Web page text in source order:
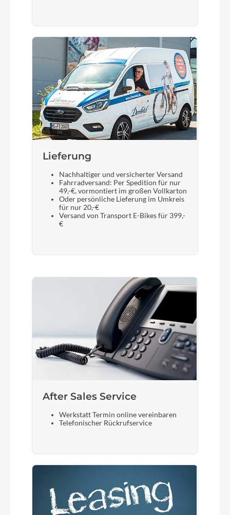
Lieferung
Nachhaltiger und versicherter Versand
Fahrradversand: Per Spedition für nur
49,-€, vormontiert im großen Vollkarton
Oder persönliche Lieferung im Umkreis
für nur 20,-€
Versand von Transport E-Bikes für 399,-
€
After Sales Service
Werkstatt Termin online vereinbaren
Telefonischer Rückrufservice